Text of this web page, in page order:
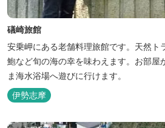
礒崎旅館
安乗岬にある老舗料理旅館です。天然ト
鮑など旬の海の幸を味わえます。お部屋
ま海水浴場へ遊びに行けます。
伊勢志摩